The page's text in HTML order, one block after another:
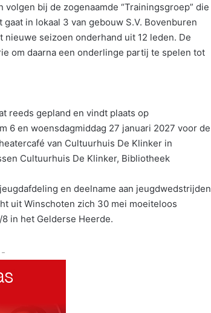
bij de zogenaamde “Trainingsgroep” die
in lokaal 3 van gebouw S.V. Bovenburen
seizoen onderhand uit 12 leden. De
om daarna een onderlinge partij te spelen tot
reeds gepland en vindt plaats op
6 en woensdagmiddag 27 januari 2027 voor de
van Cultuurhuis De Klinker in
Cultuurhuis De Klinker, Bibliotheek
en deelname aan jeugdwedstrijden
uit Winschoten zich 30 mei moeiteloos
in het Gelderse Heerde.